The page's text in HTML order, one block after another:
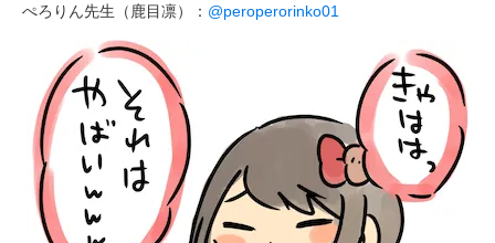
ぺろりん先生（鹿目凛）： @peroperorinko01